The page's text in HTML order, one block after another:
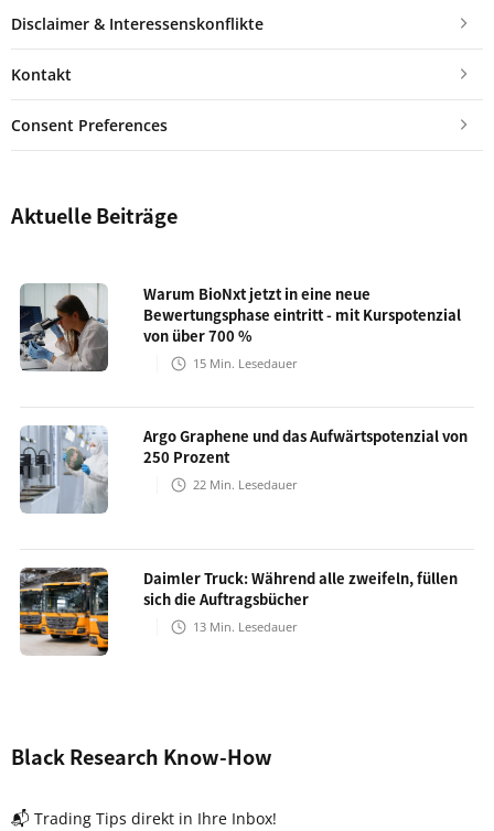
Disclaimer & Interessenskonflikte
Kontakt
Consent Preferences
Aktuelle Beiträge
Warum BioNxt jetzt in eine neue
Bewertungsphase eintritt - mit Kurspotenzial
von über 700 %
15 Min. Lesedauer
Argo Graphene und das Aufwärtspotenzial von
250 Prozent
22 Min. Lesedauer
Daimler Truck: Während alle zweifeln, füllen
sich die Auftragsbücher
13 Min. Lesedauer
Black Research Know-How
📬 Trading Tips direkt in Ihre Inbox!